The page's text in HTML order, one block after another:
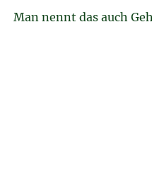
Man nennt das auch